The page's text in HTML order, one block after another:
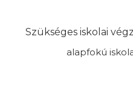
Szükséges iskolai
alapfokú